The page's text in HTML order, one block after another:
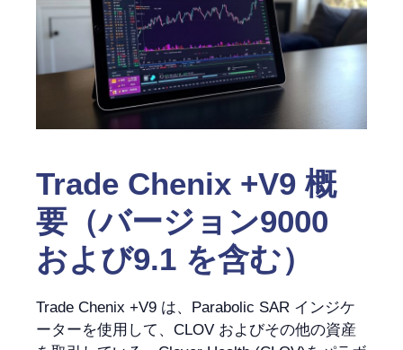
Trade Chenix +V9 概
要（バージョン9000
および9.1 を含む）
Trade Chenix +V9 は、Parabolic SAR インジケ
ーターを使用して、CLOV およびその他の資産